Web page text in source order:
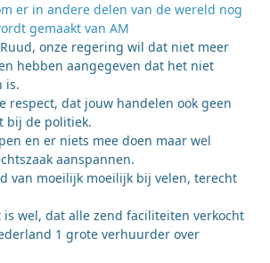
er in andere delen van de wereld nog
gemaakt van AM
onze regering wil dat niet meer
hebben aangegeven dat het niet
is.
respect, dat jouw handelen ook geen
bij de politiek.
en er niets mee doen maar wel
aanspannen.
van moeilijk moeilijk bij velen, terecht
wel, dat alle zend faciliteiten verkocht
1 grote verhuurder over